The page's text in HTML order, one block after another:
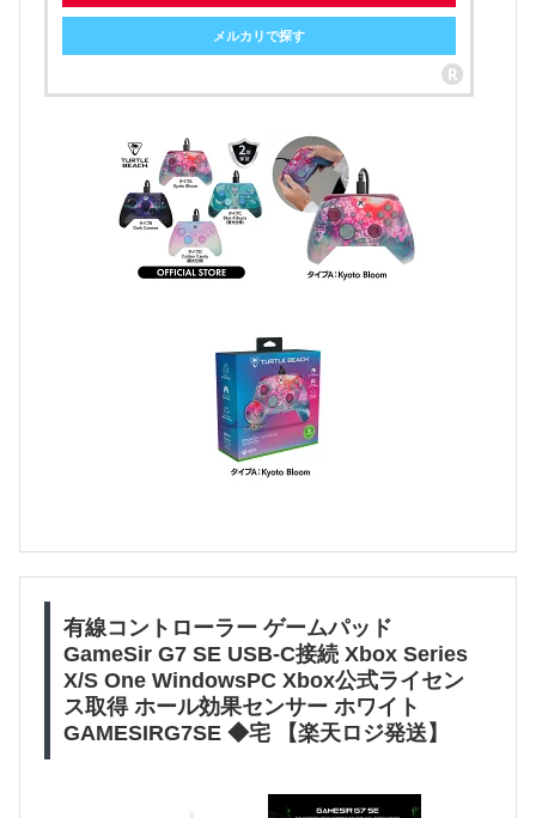
メルカリで探す
有線コントローラー ゲームパッド
GameSir G7 SE USB-C接続 Xbox Series
X/S One WindowsPC Xbox公式ライセン
ス取得 ホール効果センサー ホワイト
GAMESIRG7SE ◆宅 【楽天ロジ発送】